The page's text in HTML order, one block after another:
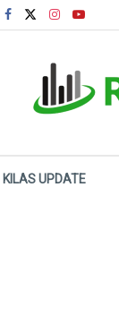
KILAS UPDATE